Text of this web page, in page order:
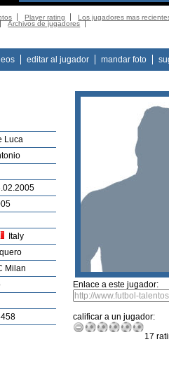
Player rating
Los jugadores mas
Archivos de jugadores
editar al jugador mandar foto
Luca
Italy
Milan
Enlace a este jugador:
calificar a un jugador:
17